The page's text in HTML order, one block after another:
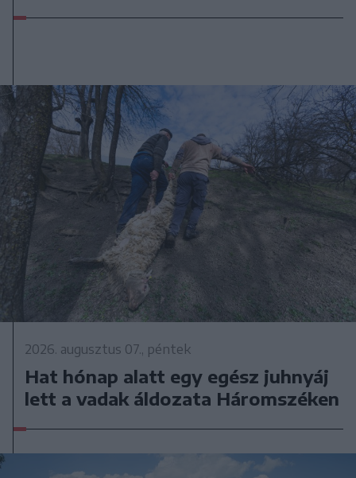
2026. augusztus 07., péntek
Hat hónap alatt egy egész juhnyáj
lett a vadak áldozata Háromszéken